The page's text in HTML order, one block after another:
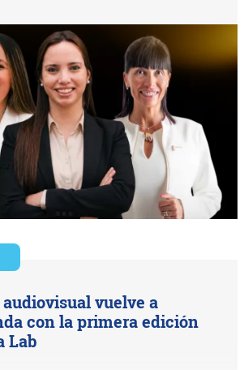
vuelve a
con la primera edición
Lab